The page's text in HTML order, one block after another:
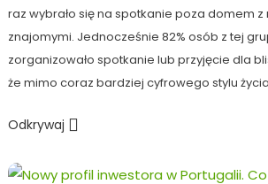
raz wybrało się na spotkanie poza domem z
znajomymi. Jednocześnie 82% osób z tej
zorganizowało spotkanie lub przyjęcie dla
że mimo coraz bardziej cyfrowego stylu
Odkrywaj